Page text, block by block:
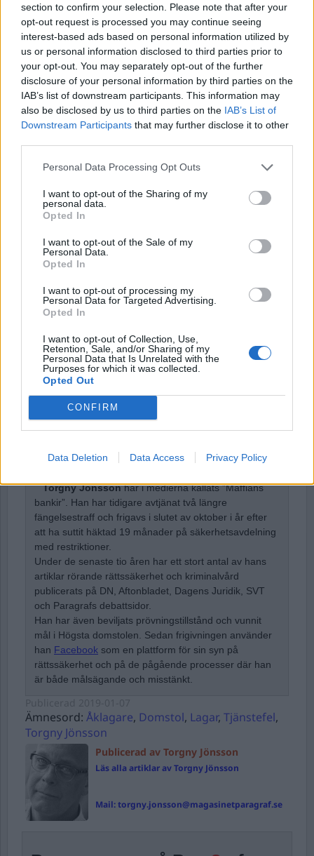
section to confirm your selection. Please note that after your
opt-out request is processed you may continue seeing
interest-based ads based on personal information utilized by
us or personal information disclosed to third parties prior to
your opt-out. You may separately opt-out of the further
disclosure of your personal information by third parties on the
IAB’s list of downstream participants. This information may
also be disclosed by us to third parties on the IAB’s List of
Downstream Participants that may further disclose it to other
Personal Data Processing Opt Outs
I want to opt-out of the Sharing of my
personal data.
Opted In
I want to opt-out of the Sale of my
Personal Data.
Opted In
I want to opt-out of processing my
Personal Data for Targeted Advertising.
Opted In
I want to opt-out of Collection, Use,
Retention, Sale, and/or Sharing of my
Personal Data that Is Unrelated with the
Purposes for which it was collected.
Opted Out
CONFIRM
Data Deletion Data Access Privacy Policy
Vid de anklagades bänk sitter tre åklagare med
specialistkompetens tillsammans med sina
respektiv...
Börja prenumerera för att läsa detta innehåll.
Starta din prenumerationhär
Eller logga in på ditt konto nedan:
Username or E-mail
Password
Remember Me
Forgot Password
Torgny Jönssonhar i medierna kallats ”Maffians
bankir”. Han har tidigare avtjänat två längre
fängelsestraff och frigavs i slutet av oktober i år efter
att ha suttit häktad 19 månader på säkerhetsavdelning
med restriktioner.
Under de senaste tio åren har ett stort antal av hans
artiklar rörande rättssäkerhet och kriminalvård
publicerats på DN, Aftonbladet, Dagens Juridik, SVT
och Paragrafs debattsidor.
Han har även beviljats prövningstillstånd och vunnit
mål i Högsta domstolen. Sedan frigivningen använder
han Facebook som en plattform för sin syn på
rättssäkerhet och på de pågående processer där han
är både målsägande och misstänkt.
Ämnesord: Åklagare, Domstol, Lagar, Tjänstefel,
Torgny Jönsson
Publicerad av Torgny Jönsson
Läs alla artiklar av Torgny Jönsson
Mail:torgny.jonsson@magasinetparagraf.se